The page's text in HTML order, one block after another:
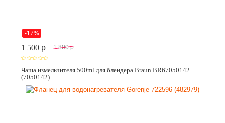
-17%
1 500 p 1 800 p
Чаша измельчителя 500ml для блендера Braun BR67050142
(7050142)